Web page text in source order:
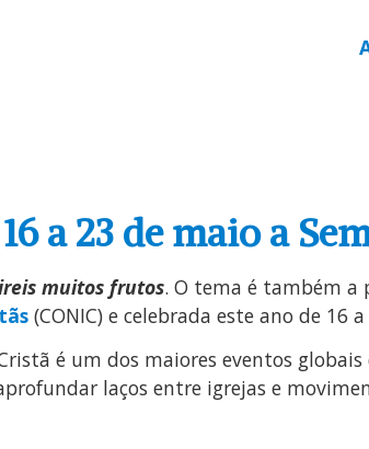
a 23 de maio a
muitos frutos. O tema é também a
(CONIC) e celebrada este ano de 16
é um dos maiores eventos
laços entre igrejas e